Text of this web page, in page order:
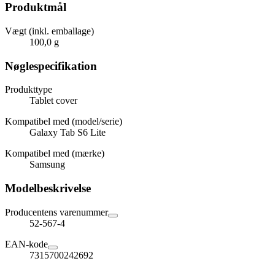
Produktmål
Vægt (inkl. emballage)
100,0 g
Nøglespecifikation
Produkttype
Tablet cover
Kompatibel med (model/serie)
Galaxy Tab S6 Lite
Kompatibel med (mærke)
Samsung
Modelbeskrivelse
Producentens varenummer
52-567-4
EAN-kode
7315700242692